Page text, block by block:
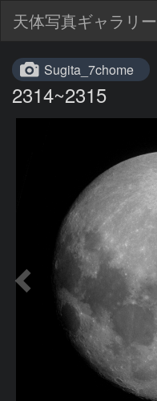
天体写真ギャラリー
Sugita_7chome
2314~2315